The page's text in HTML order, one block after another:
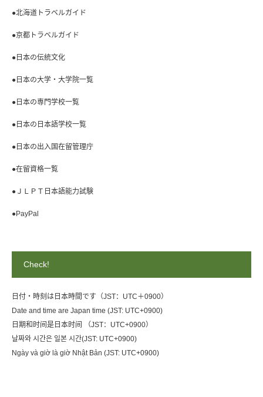
●北海道トラベルガイド
●京都トラベルガイド
●日本の伝統文化
●日本の大学・大学院一覧
●日本の専門学校一覧
●日本の日本語学校一覧
●日本の出入国在留管理庁
●在留資格一覧
●ＪＬＰＴ日本語能力試験
●PayPal
Check!
日付・時刻は日本時間です（JST：UTC＋0900）
Date and time are Japan time (JST: UTC+0900)
日期和时间是日本时间 （JST：UTC+0900）
날짜와 시간은 일본 시간(JST: UTC+0900)
Ngày và giờ là giờ Nhật Bản (JST: UTC+0900)